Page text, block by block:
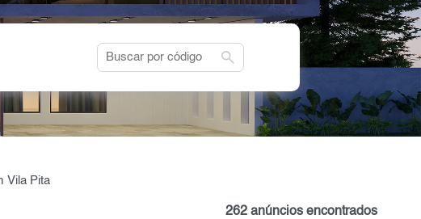
search
Vila Pita
262 anúncios encontrados